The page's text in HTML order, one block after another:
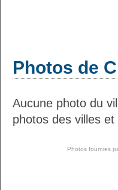
Photos de
Aucune photo du
photos des villes et
Photos fournies